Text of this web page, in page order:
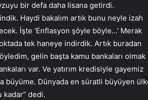
bir defa daha lisana getirdi.
Haydi bakalım artık bunu neyle izah
İşte ‘Enflasyon şöyle böyle…’ Merak
tek haneye indirdik. Artık buradan
gelin başta kamu bankaları olmak
var. Ve yatırım kredisiyle gayemiz
büyüme. Dünyada en süratli büyüyen
kadar” dedi.